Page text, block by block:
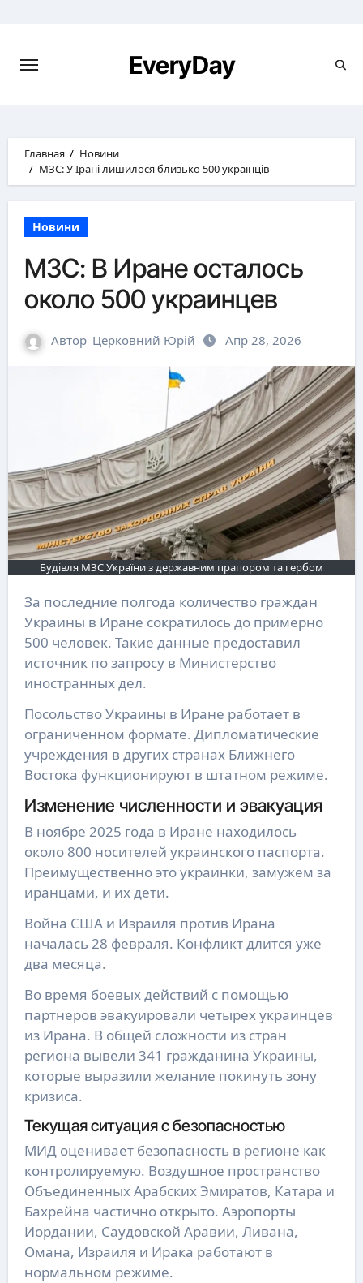
EveryDay
Главная
Новини
МЗС: У Ірані лишилося близько 500 українців
Новини
МЗС: В Иране осталось
около 500 украинцев
Автор Церковний Юрій Апр 28, 2026
Будівля МЗС України з державним прапором та гербом
За последние полгода количество граждан
Украины в Иране сократилось до примерно
500 человек. Такие данные предоставил
источник по запросу в Министерство
иностранных дел.
Посольство Украины в Иране работает в
ограниченном формате. Дипломатические
учреждения в других странах Ближнего
Востока функционируют в штатном режиме.
Изменение численности и эвакуация
В ноябре 2025 года в Иране находилось
около 800 носителей украинского паспорта.
Преимущественно это украинки, замужем за
иранцами, и их дети.
Война США и Израиля против Ирана
началась 28 февраля. Конфликт длится уже
два месяца.
Во время боевых действий с помощью
партнеров эвакуировали четырех украинцев
из Ирана. В общей сложности из стран
региона вывели 341 гражданина Украины,
которые выразили желание покинуть зону
кризиса.
Текущая ситуация с безопасностью
МИД оценивает безопасность в регионе как
контролируемую. Воздушное пространство
Объединенных Арабских Эмиратов, Катара и
Бахрейна частично открыто. Аэропорты
Иордании, Саудовской Аравии, Ливана,
Омана, Израиля и Ирака работают в
нормальном режиме.